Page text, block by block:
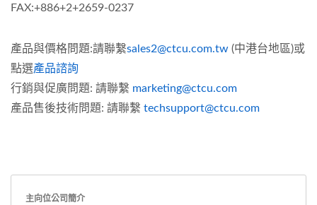
FAX:+886+2+2659-0237
產品與價格問題:請聯繫sales2@ctcu.com.tw (中港台地區)或
點選產品諮詢
行銷與促廣問題: 請聯繫 marketing@ctcu.com
產品售後技術問題: 請聯繫 techsupport@ctcu.com
主向位公司簡介